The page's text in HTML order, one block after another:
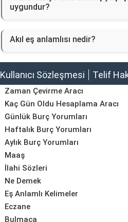
uygundur?
Akıl eş anlamlısı nedir?
Kullanıcı Sözleşmesi Telif
Zaman Çevirme Aracı
Kaç Gün Oldu Hesaplama Aracı
Günlük Burç Yorumları
Haftalık Burç Yorumları
Aylık Burç Yorumları
Maaş
İlahi Sözleri
Ne Demek
Eş Anlamlı Kelimeler
Eczane
Bulmaca